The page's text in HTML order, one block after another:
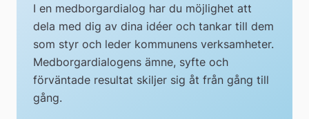
I en medborgardialog har du möjlighet att
dela med dig av dina idéer och tankar till dem
som styr och leder kommunens verksamheter.
Medborgardialogens ämne, syfte och
förväntade resultat skiljer sig åt från gång till
gång.